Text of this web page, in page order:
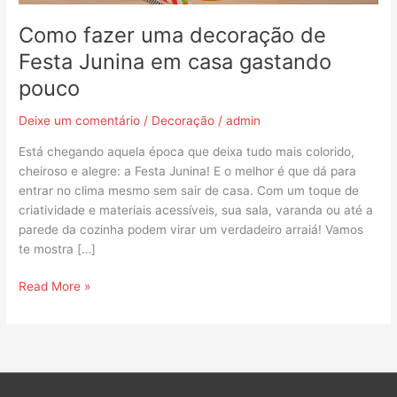
Como fazer uma decoração de
Festa Junina em casa gastando
pouco
Deixe um comentário / Decoração /admin
Está chegando aquela época que deixa tudo mais colorido,
cheiroso e alegre: a Festa Junina! E o melhor é que dá para
entrar no clima mesmo sem sair de casa. Com um toque de
criatividade e materiais acessíveis, sua sala, varanda ou até a
parede da cozinha podem virar um verdadeiro arraiá! Vamos
te mostra […]
gastando
pouco
Read More »